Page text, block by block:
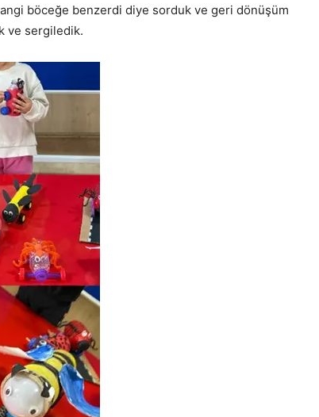
böceğe benzerdi diye sorduk ve geri dönüşüm
ve sergiledik.